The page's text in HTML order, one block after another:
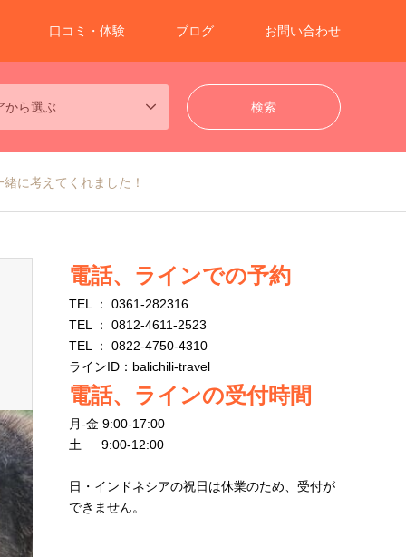
口コミ・体験 ブログ お問い合わせ
から選ぶ
に考えてくれました！
電話、ラインでの予約
TEL ： 0361-282316
TEL ： 0812-4611-2523
TEL ： 0822-4750-4310
ラインID：balichili-travel
電話、ラインの受付時間
月-金 9:00-17:00
土 9:00-12:00
日・インドネシアの祝日は休業のため、受付が
できません。